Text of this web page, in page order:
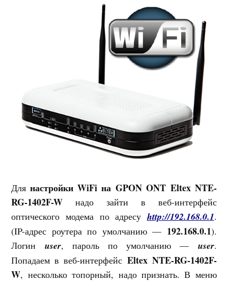
Длянастройки WiFi на GPON ONT Eltex NTE-
RG-1402F-W надо зайти в веб-интерфейс
оптического модема по адресу http://192.168.0.1.
(IP-адрес роутера по умолчанию — 192.168.0.1).
Логин user, пароль по умолчанию — user.
Попадаем в веб-интерфейс Eltex NTE-RG-1402F-
W, несколько топорный, надо признать. В меню